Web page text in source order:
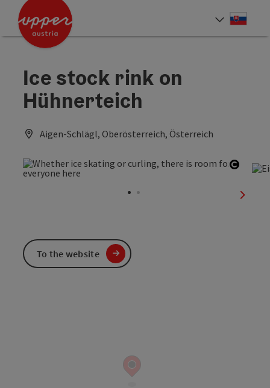
Accesskey
Accesskey
Ice stock rink on
Hühnerteich
Aigen-Schlägl, Oberösterreich, Österreich
next
To the website